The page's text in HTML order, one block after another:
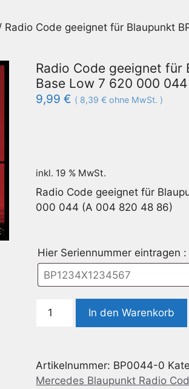
Radio Code geeignet für Blaupunkt
Radio Code geeignet für
Base Low 7 620 000
9,99€ ( 8,39€ ohne MwSt. )
inkl. 19 % MwSt.
Radio Code geeignet für
000 044 (A 004 820 48 86)
Hier Seriennummer eintragen :
Radio
Blaupunkt
BP0044
In den Warenkorb
Artikelnummer: BP0044-0
Mercedes Blaupunkt Radio